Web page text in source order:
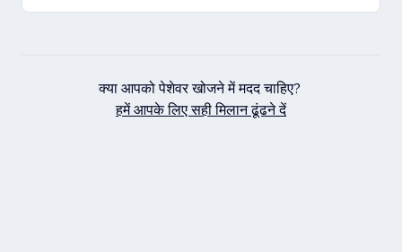
क्या आपको पेशेवर खोजने में मदद चाहिए?
हमें आपके लिए सही मिलान ढूंढने दें